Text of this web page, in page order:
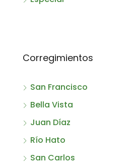
Corregimientos
San Francisco
Bella Vista
Juan Díaz
Río Hato
San Carlos